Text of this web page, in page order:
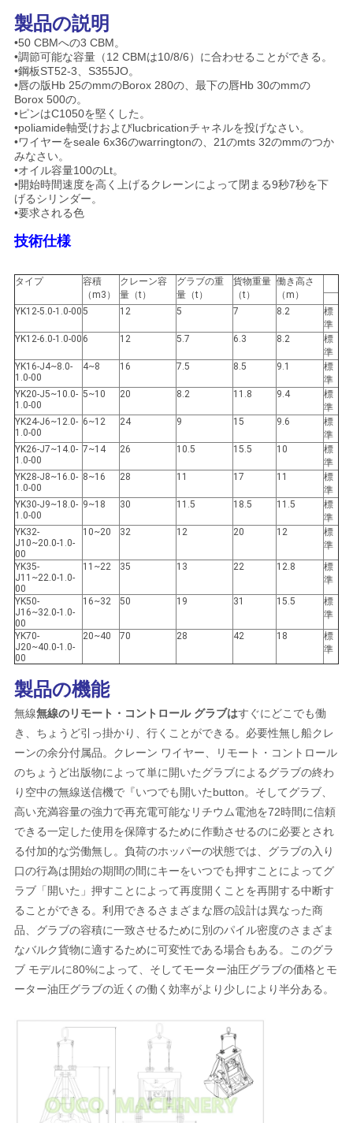
品
質
管
理
ニ
ュ
ー
事
件
CONTACT
US
地
図
プ
ラ
イ
バ
シ
ー
ポ
リ
シ
ー
製品の説明
•50 CBMへの3 CBM。
•調節可能な容量（12 CBMは10/8/6）に合わせることができる。
•鋼板ST52-3、S355JO。
•唇の版Hb 25のmmのBorox 280の、最下の唇Hb 30のmmの
Borox 500の。
•ピンはC1050を堅くした。
•poliamide軸受けおよびlucbricationチャネルを投げなさい。
•ワイヤーをseale 6x36のwarringtonの、21のmts 32のmmのつか
みなさい。
•オイル容量100のLt。
•開始時間速度を高く上げるクレーンによって閉まる9秒7秒を下
げるシリンダー。
•要求される色
技術仕様
タイプ
容積
（m3）
クレーン容
量（t）
グラブの重
量（t）
貨物重量
（t）
働き高さ
（m）
YK12-5.0-1.0-005 12 5 7 8.2
標
準
YK12-6.0-1.0-00 6 12 5.7 6.3 8.2
標
準
YK16-J4~8.0-
1.0-00
4~8 16 7.5 8.5 9.1
標
準
YK20-J5~10.0-
1.0-00
5~10 20 8.2 11.8 9.4
標
準
YK24-J6~12.0-
1.0-00
6~12 24 9 15 9.6
標
準
YK26-J7~14.0-
1.0-00
7~14 26 10.5 15.5 10
標
準
YK28-J8~16.0-
1.0-00
8~16 28 11 17 11
標
準
YK30-J9~18.0-
1.0-00
9~18 30 11.5 18.5 11.5
標
準
YK32-
J10~20.0-1.0-
00
10~20 32 12 20 12
標
準
YK35-
J11~22.0-1.0-
00
11~22 35 13 22 12.8
標
準
YK50-
J16~32.0-1.0-
00
16~32 50 19 31 15.5
標
準
YK70-
J20~40.0-1.0-
00
20~40 70 28 42 18
標
準
製品の機能
無線無線のリモート・コントロール グラブはすぐにどこでも働
き、ちょうど引っ掛かり、行くことができる。必要性無し船クレ
ーンの余分付属品。クレーン ワイヤー、リモート・コントロール
のちょうど出版物によって単に開いたグラブによるグラブの終わ
り空中の無線送信機で『いつでも開いたbutton。そしてグラブ、
高い充満容量の強力で再充電可能なリチウム電池を72時間に信頼
できる一定した使用を保障するために作動させるのに必要とされ
る付加的な労働無し。負荷のホッパーの状態では、グラブの入り
口の行為は開始の期間の間にキーをいつでも押すことによってグ
ラブ「開いた」押すことによって再度開くことを再開する中断す
ることができる。利用できるさまざまな唇の設計は異なった商
品、グラブの容積に一致させるために別のパイル密度のさまざま
なバルク貨物に適するために可変性である場合もある。このグラ
ブ モデルに80%によって、そしてモーター油圧グラブの価格とモ
ーター油圧グラブの近くの働く効率がより少しにより半分ある。